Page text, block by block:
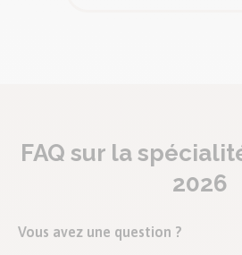
FAQ sur la
2026
Vous avez une question ?